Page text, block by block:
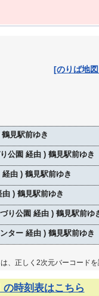
[のりば地
見駅前ゆき
公園 経由 ) 鶴見駅前ゆき
経由 ) 鶴見駅前ゆき
由 ) 鶴見駅前ゆき
り公園 経由 ) 鶴見駅前ゆ
ター 経由 ) 鶴見駅前ゆき
、正しく2次元バーコードを
の時刻表はこちら